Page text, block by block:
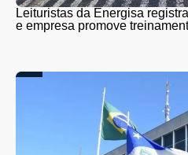
Leituristas da Energisa
e empresa promove